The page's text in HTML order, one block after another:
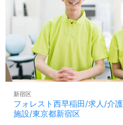
い』等の方も大歓迎です！募集
トよりご案内します。お問い合
全国の求人ご紹介！医療/福祉業
しは【ウィルオブ介護】＊求人
方も遠慮なく＊
LINE、メール、お電話などご希
料サービスをご利用いただけま
あり！＞"転職支援"のプロと一
せお待ちしております。
フォレスト西早稲田/求人/介
施設/東京都新宿区
新宿区